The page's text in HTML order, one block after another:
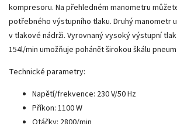
kompresoru. Na přehledném manometru
potřebného výstupního tlaku. Druhý manometr
v tlakové nádrži. Vyrovnaný vysoký výstupní
154l/min umožňuje pohánět širokou škálu
Technické parametry:
Napětí/frekvence: 230 V/50 Hz
Příkon: 1100 W